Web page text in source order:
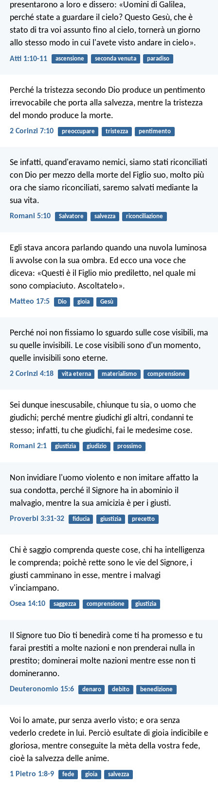
presentarono a loro e dissero: «Uomini di Galilea,
perché state a guardare il cielo? Questo Gesù, che è
stato di tra voi assunto fino al cielo, tornerà un giorno
allo stesso modo in cui l'avete visto andare in cielo».
Atti 1:10-11 ascensione seconda venuta paradiso
Perché la tristezza secondo Dio produce un pentimento
irrevocabile che porta alla salvezza, mentre la tristezza
del mondo produce la morte.
2 Corinzi 7:10 preoccupare tristezza pentimento
Se infatti, quand'eravamo nemici, siamo stati riconciliati
con Dio per mezzo della morte del Figlio suo, molto più
ora che siamo riconciliati, saremo salvati mediante la
sua vita.
Romani 5:10 Salvatore salvezza riconciliazione
Egli stava ancora parlando quando una nuvola luminosa
li avvolse con la sua ombra. Ed ecco una voce che
diceva: «Questi è il Figlio mio prediletto, nel quale mi
sono compiaciuto. Ascoltatelo».
Matteo 17:5 Dio gioia Gesù
Perché noi non fissiamo lo sguardo sulle cose visibili, ma
su quelle invisibili. Le cose visibili sono d'un momento,
quelle invisibili sono eterne.
2 Corinzi 4:18 vita eterna materialismo comprensione
Sei dunque inescusabile, chiunque tu sia, o uomo che
giudichi; perché mentre giudichi gli altri, condanni te
stesso; infatti, tu che giudichi, fai le medesime cose.
Romani 2:1 giustizia giudizio prossimo
Non invidiare l'uomo violento e non imitare affatto la
sua condotta, perché il Signore ha in abominio il
malvagio, mentre la sua amicizia è per i giusti.
Proverbi 3:31-32 fiducia giustizia precetto
Chi è saggio comprenda queste cose, chi ha intelligenza
le comprenda; poichè rette sono le vie del Signore, i
giusti camminano in esse, mentre i malvagi
v'inciampano.
Osea 14:10 saggezza comprensione giustizia
Il Signore tuo Dio ti benedirà come ti ha promesso e tu
farai prestiti a molte nazioni e non prenderai nulla in
prestito; dominerai molte nazioni mentre esse non ti
domineranno.
Deuteronomio 15:6 denaro debito benedizione
Voi lo amate, pur senza averlo visto; e ora senza
vederlo credete in lui. Perciò esultate di gioia indicibile e
gloriosa, mentre conseguite la mèta della vostra fede,
cioè la salvezza delle anime.
1 Pietro 1:8-9 fede gioia salvezza